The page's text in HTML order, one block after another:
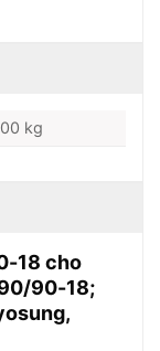
kg
18 cho
90-18;